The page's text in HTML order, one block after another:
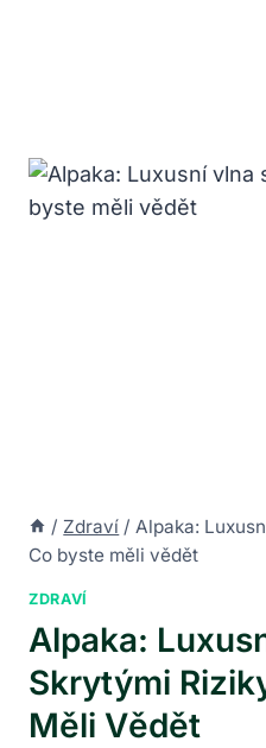
/ Zdraví / Alpaka:
Co byste měli vědět
ZDRAVÍ
Alpaka:
Skrytými
Měli Vědět